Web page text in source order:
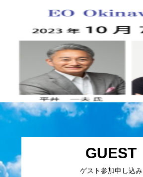
GUEST
ゲスト参加申し込み